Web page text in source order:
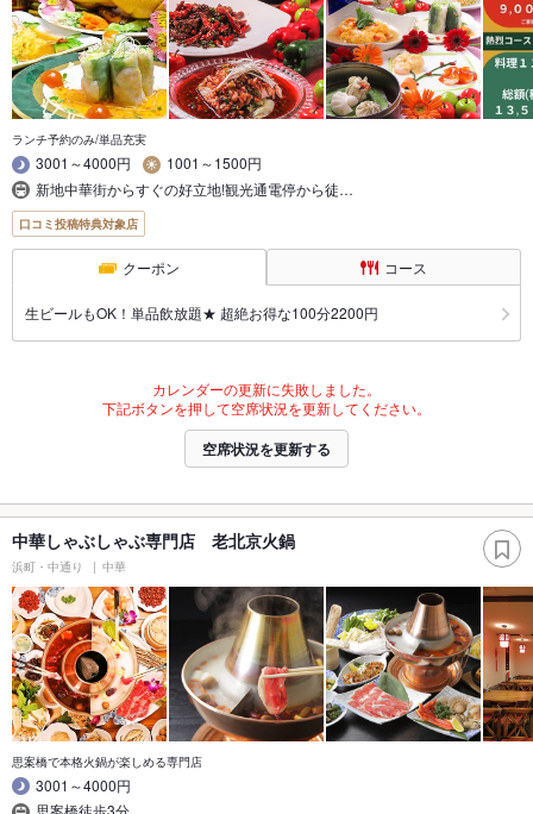
ランチ予約のみ/単品充実
3001～4000円
1001～1500円
新地中華街からすぐの好立地!観光通電停から徒…
口コミ投稿特典対象店
クーポン コース
生ビールもOK！単品飲放題★ 超絶お得な100分2200円
カレンダーの更新に失敗しました。
下記ボタンを押して空席状況を更新してください。
空席状況を更新する
中華しゃぶしゃぶ専門店 老北京火鍋
浜町・中通り 中華
思案橋で本格火鍋が楽しめる専門店
3001～4000円